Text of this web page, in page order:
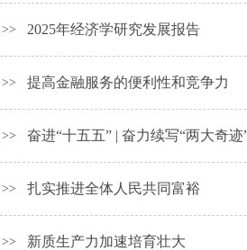
>> 2025年经济学研究发展报告
>> 提高金融服务的便利性和竞争力
>> 奋进“十五五” | 奋力续写“两大奇迹
>> 扎实推进全体人民共同富裕
>> 新质生产力加速培育壮大